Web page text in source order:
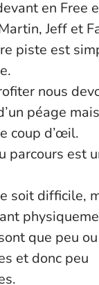
en Free
Jeff et
piste est
nous
péage
coup d’œil.
parcours est
soit difficile,
que peu
et donc peu